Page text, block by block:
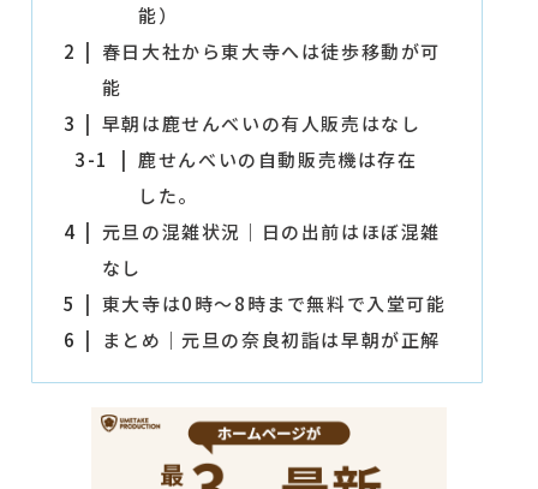
能）
2
春日大社から東大寺へは徒歩移動が可
能
3
早朝は鹿せんべいの有人販売はなし
3-1
鹿せんべいの自動販売機は存在
した。
4
元旦の混雑状況｜日の出前はほぼ混雑
なし
5
東大寺は0時〜8時まで無料で入堂可能
6
まとめ｜元旦の奈良初詣は早朝が正解